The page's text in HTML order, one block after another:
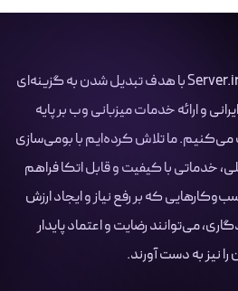
بیش از یک دهه است که در Server.ir با هدف تبدیل شدن به گزینه‌ای
و ارائه خدمات میزبانی وب بر پایه
می‌کنیم. ما تلاش کرده‌ایم با بومی‌سازی
خدماتی با کیفیت و قابل اتکا فراهم
که بر رفع نیاز و ایجاد ارزش
می‌توانند رضایت و اعتماد پایدار
را نیز به دست آورند.